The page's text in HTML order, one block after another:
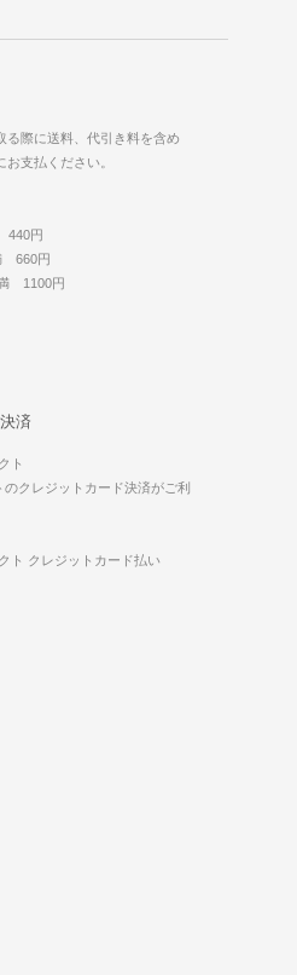
る際に送料、代引き料を含め
支払ください。
440円
660円
1100円
済
クレジットカード決済がご利